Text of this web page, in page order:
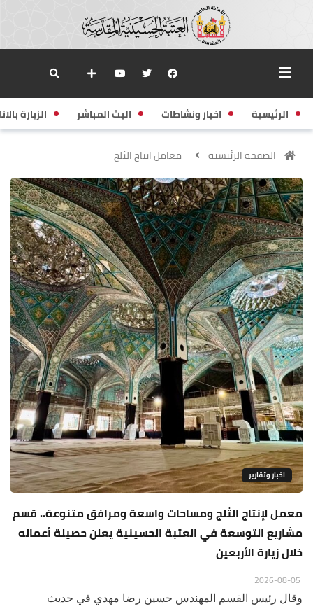
الرئيسية اخبار ونشاطات البث المباشر الزيارة
الصفحة الرئيسية معامل انتاج الثلج
اخبار وتقارير
معمل لإنتاج الثلج ومساحات واسعة ومرافق متنوعة.. قسم
مشاريع التوسعة في العتبة الحسينية يعلن حصيلة أعماله
خلال زيارة الأربعين
وقال رئيس القسم المهندس حسين رضا مهدي في حديث